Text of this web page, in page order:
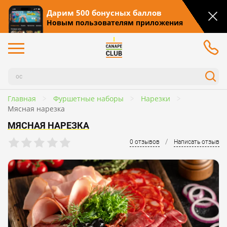
Дарим 500 бонусных баллов
Новым пользователям приложения
Главная Фуршетные наборы
Нарезки
Мясная нарезка
МЯСНАЯ НАРЕЗКА
0 отзывов / Написать отзыв